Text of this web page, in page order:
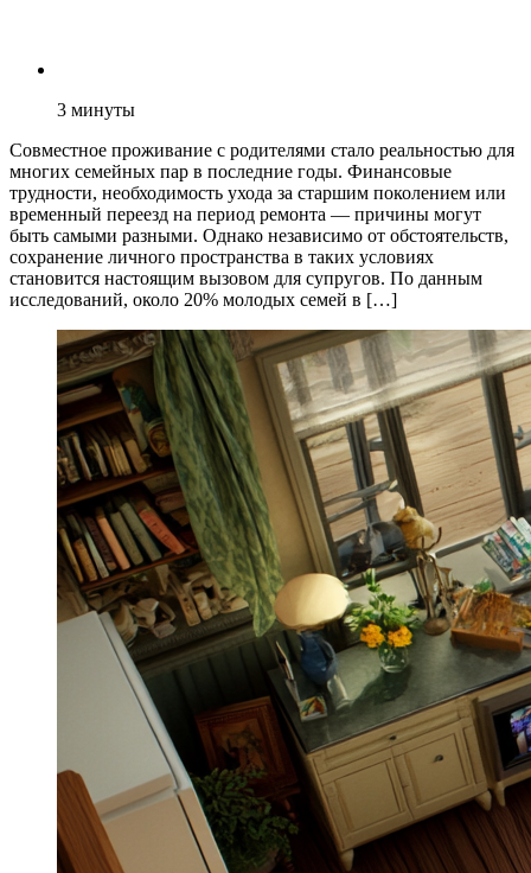
3 минуты
Совместное проживание с родителями стало реальностью для
многих семейных пар в последние годы. Финансовые
трудности, необходимость ухода за старшим поколением или
временный переезд на период ремонта — причины могут
быть самыми разными. Однако независимо от обстоятельств,
сохранение личного пространства в таких условиях
становится настоящим вызовом для супругов. По данным
исследований, около 20% молодых семей в […]